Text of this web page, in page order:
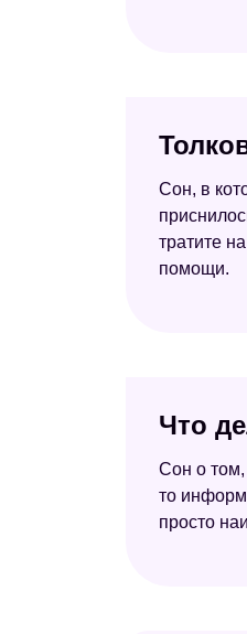
Сон, в
тратите
помощи.
Что
Сон о том,
то
просто